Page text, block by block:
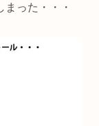
った・・・